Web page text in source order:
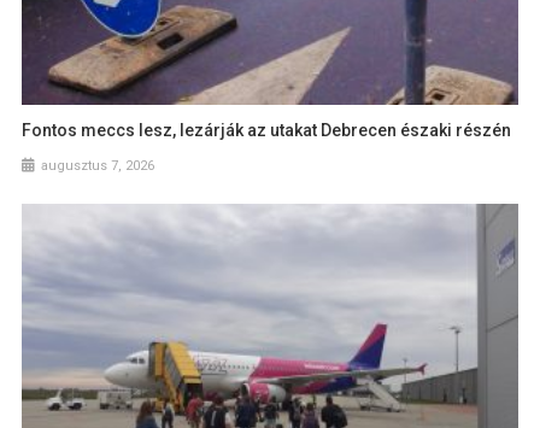
Fontos meccs lesz, lezárják az utakat Debrecen északi részén
augusztus 7, 2026